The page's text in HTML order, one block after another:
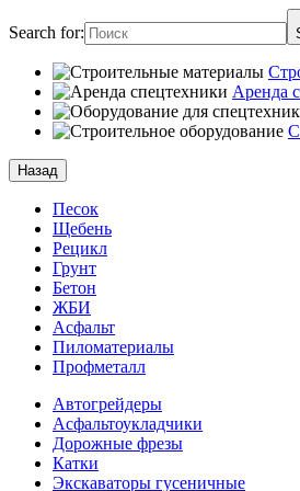
Search for:
Аренда
Назад
Песок
Щебень
Рецикл
Грунт
Бетон
ЖБИ
Асфальт
Пиломатериалы
Профметалл
Автогрейдеры
Асфальто­укладчики
Дорожные фрезы
Катки
Экскаваторы гусеничные